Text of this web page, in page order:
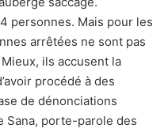
personnes. Mais pour les
arrêtées ne sont pas
ils accusent la
procédé à des
de dénonciations
Sana, porte-parole des